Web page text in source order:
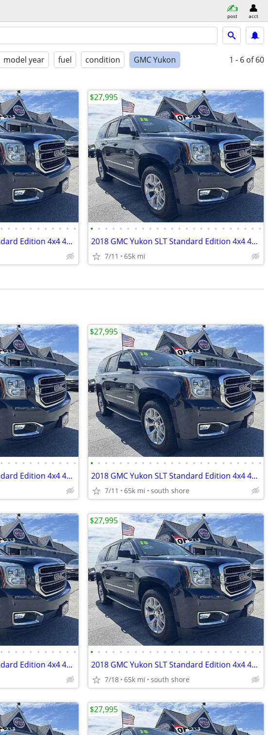
post acct
model year fuel condition GMC Yukon 1 - 6 of 60
• • • • • • • • • • •
2018 GMC Yukon SLT Standard Edition 4x4 4dr SUV
• • • • • • • • • • • • • • • • • • • • • • • •
2018 GMC Yukon SLT Standard Edition 4x4 4dr SUV
7/11 65k mi
$27,995
• • • • • • • • • • •
2018 GMC Yukon SLT Standard Edition 4x4 4dr SUV
• • • • • • • • • • • • • • • • • • • • • • • •
2018 GMC Yukon SLT Standard Edition 4x4 4dr SUV
7/11 65k mi south shore
$27,995
• • • • • • • • • • •
2018 GMC Yukon SLT Standard Edition 4x4 4dr SUV
• • • • • • • • • • • • • • • • • • • • • • • •
2018 GMC Yukon SLT Standard Edition 4x4 4dr SUV
7/18 65k mi south shore
$27,995
$27,995